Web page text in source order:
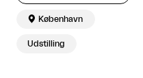
 København
Udstilling